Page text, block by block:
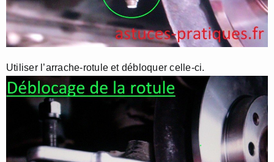
Utiliser l’arrache-rotule et débloquer celle-ci.